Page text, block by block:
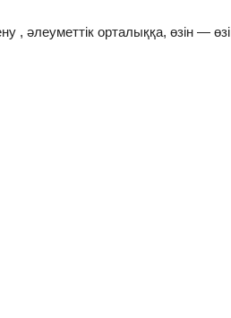
, әлеуметтік орталыққа, өзін — өзі